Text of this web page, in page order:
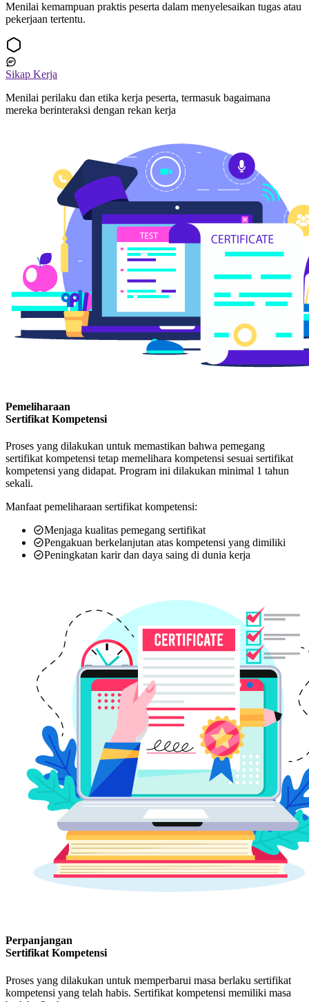
Menilai kemampuan praktis peserta dalam menyelesaikan tugas atau
pekerjaan tertentu.
Sikap Kerja
Menilai perilaku dan etika kerja peserta, termasuk bagaimana
mereka berinteraksi dengan rekan kerja
Pemeliharaan
Sertifikat Kompetensi
Proses yang dilakukan untuk memastikan bahwa pemegang
sertifikat kompetensi tetap memelihara kompetensi sesuai sertifikat
kompetensi yang didapat. Program ini dilakukan minimal 1 tahun
sekali.
Manfaat pemeliharaan sertifikat kompetensi:
Menjaga kualitas pemegang sertifikat
Pengakuan berkelanjutan atas kompetensi yang dimiliki
Peningkatan karir dan daya saing di dunia kerja
Perpanjangan
Sertifikat Kompetensi
Proses yang dilakukan untuk memperbarui masa berlaku sertifikat
kompetensi yang telah habis. Sertifikat kompetensi memiliki masa